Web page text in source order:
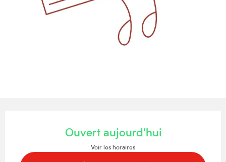
Ouvert aujourd'hui
Voir les horaires